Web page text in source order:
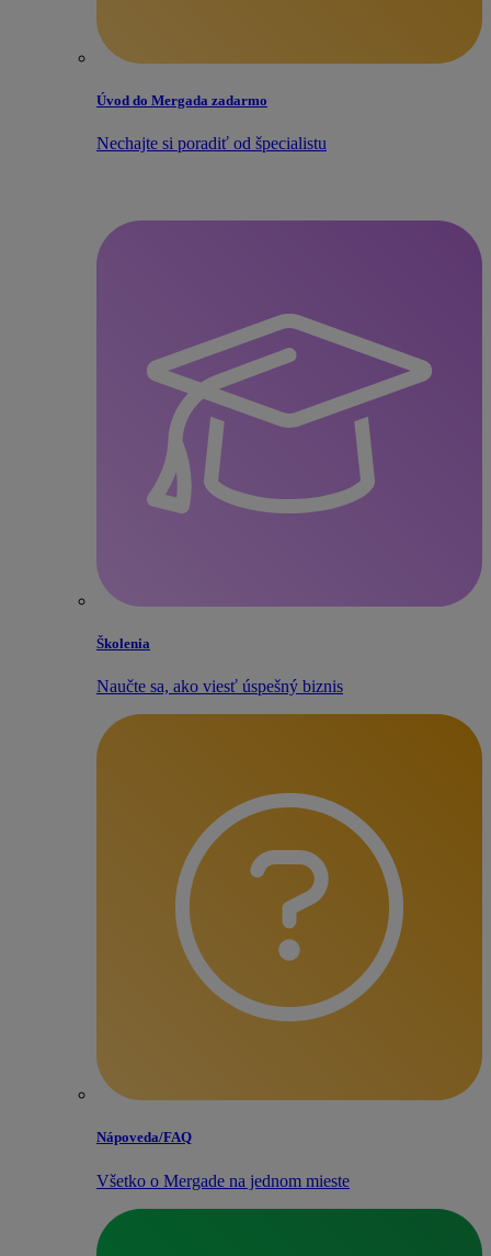
Úvod do Mergada zadarmo
Nechajte si poradiť od špecialistu
Školenia
Naučte sa, ako viesť úspešný biznis
Nápoveda/​FAQ
Všetko o Mergade na jednom mieste